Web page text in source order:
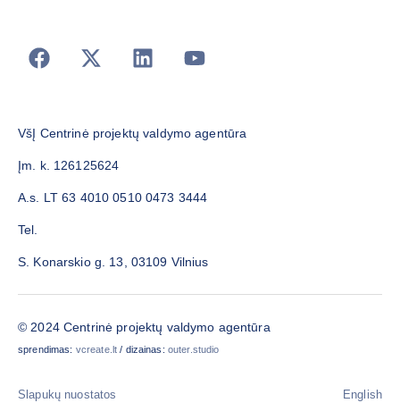
VšĮ Centrinė projektų valdymo agentūra
Įm. k. 126125624
A.s. LT 63 4010 0510 0473 3444
Tel.
S. Konarskio g. 13, 03109 Vilnius
© 2024 Centrinė projektų valdymo agentūra
sprendimas: vcreate.lt / dizainas: outer.studio
Slapukų nuostatos English